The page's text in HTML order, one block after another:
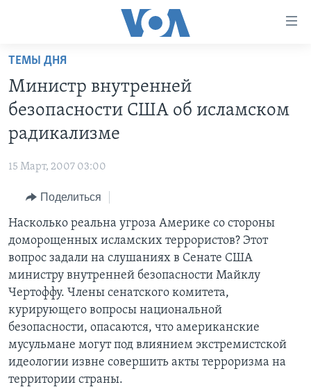
Перейти
основной
контент
основной
навигации
Перейти
поиск
ПРОГРАММЫ
ИТОГИ
ПОЧЕМУ ЭТО ВАЖНО?
ДИСКУССИЯ VOA
ДЕТАЛИ
НЬЮ-ЙОРК NEW YORK
АМЕРИКА. БОЛЬШОЕ ПУТЕШЕСТВИЕ
НАША АМЕРИКАНСКАЯ ИСТОРИЯ
А КАК В АМЕРИКЕ?
АРТЕФАКТЫ
АМЕРИКАНСКИЕ ГОРОДКИ
ТЕСТЫ
ИНТЕРВЬЮ
ФАКТЫ ПРОТИВ ФЕЙКОВ
ЗА СВОБОДУ ПРЕССЫ
УЧИМ АНГЛИЙСКИЙ
ВИДЕО
ПОДПИСКА НА НОВОСТИ
Learning English
ТЕМЫ ДНЯ
Министр внутренней
безопасности США об исламском
радикализме
15 Март, 2007 03:00
Поделиться
Насколько реальна угроза Америке со стороны
доморощенных исламских террористов? Этот
вопрос задали на слушаниях в Сенате США
министру внутренней безопасности Майклу
Чертоффу. Члены сенатского комитета,
курирующего вопросы национальной
безопасности, опасаются, что американские
мусульмане могут под влиянием экстремистской
идеологии извне совершить акты терроризма на
территории страны.